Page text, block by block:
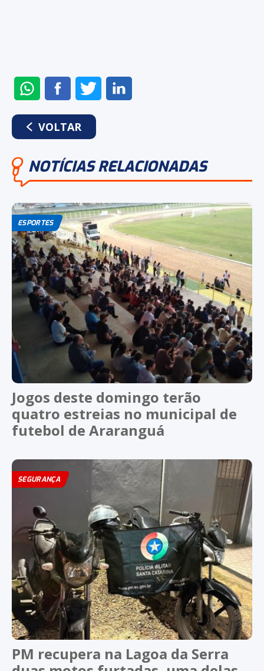
ENVIAR
NO
WHATSAPP
COMPARTILHAR
NO
FACEBOOK
COMPARTILHAR
NO
VOLTAR
NOTÍCIAS RELACIONADAS
ESPORTES
Jogos deste domingo terão
quatro estreias no municipal de
futebol de Araranguá
SEGURANÇA
PM recupera na Lagoa da Serra